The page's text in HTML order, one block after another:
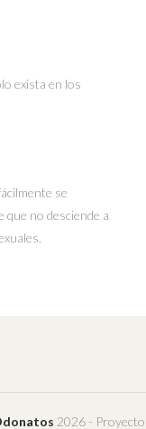
exista en los
se
que no desciende a
2026 - Proyecto